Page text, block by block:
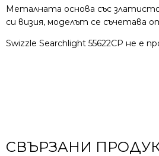
Металната основа със златисто
си визия, моделът се съчетава
Swizzle Searchlight 55622CP не е
СВЪРЗАНИ